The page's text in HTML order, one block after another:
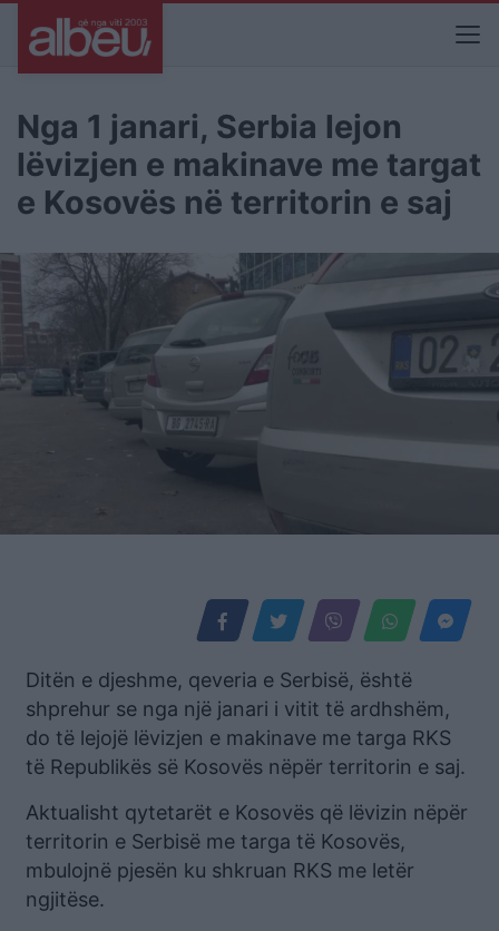
Nga 1 janari, Serbia lejon
lëvizjen e makinave me targat
e Kosovës në territorin e saj
Ditën e djeshme, qeveria e Serbisë, është
shprehur se nga një janari i vitit të ardhshëm,
do të lejojë lëvizjen e makinave me targa RKS
të Republikës së Kosovës nëpër territorin e saj.
Aktualisht qytetarët e Kosovës që lëvizin nëpër
territorin e Serbisë me targa të Kosovës,
mbulojnë pjesën ku shkruan RKS me letër
ngjitëse.